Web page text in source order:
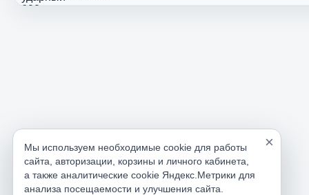
×
Мы используем необходимые cookie для работы
сайта, авторизации, корзины и личного кабинета,
а также аналитические cookie Яндекс.Метрики для
анализа посещаемости и улучшения сайта.